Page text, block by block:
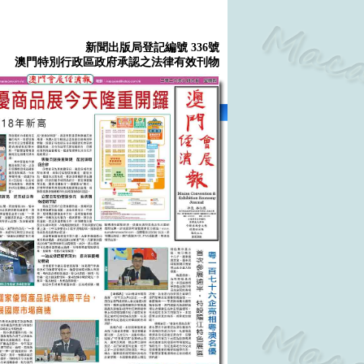
新聞出版局登記編號 336號
澳門特別行政區政府承認之法律有效刊物